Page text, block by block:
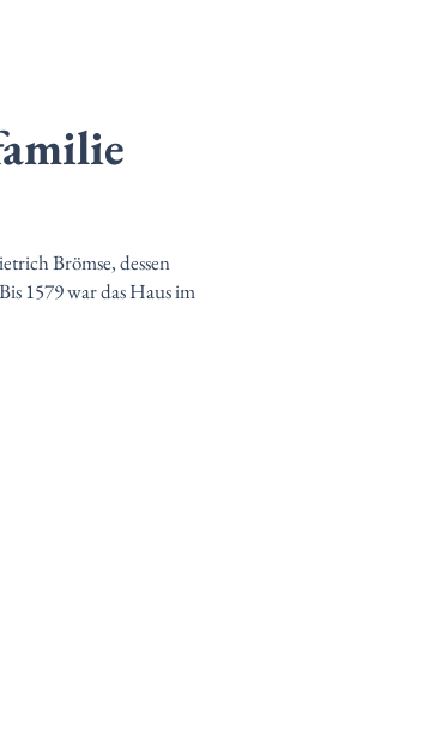
Brömse, dessen
1579 war das Haus im